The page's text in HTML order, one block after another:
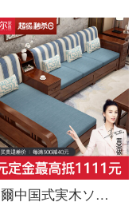
迪美爾中国式実木ソファセット現代中国式収納セットの大きさの部屋型リビングセットの家具は独立して三人です。